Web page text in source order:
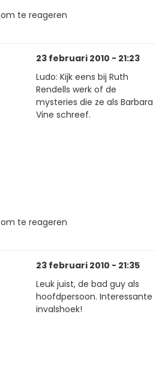
om te reageren
23 februari 2010 - 21:23
Ludo: Kijk eens bij Ruth
Rendells werk of de
mysteries die ze als Barbara
Vine schreef.
om te reageren
23 februari 2010 - 21:35
Leuk juist, de bad guy als
hoofdpersoon. Interessante
invalshoek!